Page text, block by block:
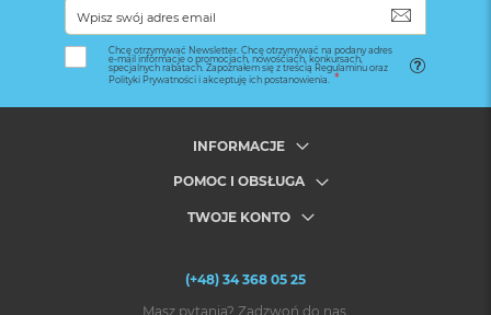
Chcę otrzymywać Newsletter. Chcę otrzymywać na podany adres
e-mail informacje o promocjach, nowościach, konkursach,
specjalnych rabatach. Zapoznałem się z treścią Regulaminu oraz
Polityki Prywatności i akceptuję ich postanowienia.
INFORMACJE
POMOC I OBSŁUGA
TWOJE KONTO
(+48) 34 368 05 25
Masz pytania? Zadzwoń do nas.